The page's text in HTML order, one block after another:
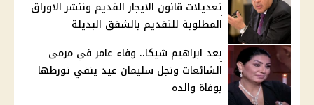
تعديلات قانون الايجار القديم وننشر الاوراق
المطلوبة للتقديم بالشقق البديلة
بعد ابراهيم شيكا.. وفاء عامر في مرمى
الشائعات ونجل سليمان عيد ينفي تورطها
بوفاة والده